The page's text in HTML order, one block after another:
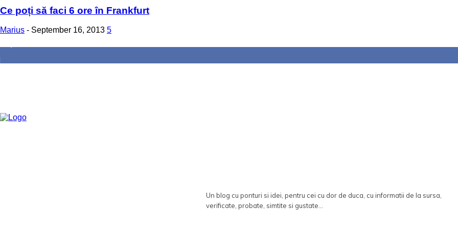
Ce poți să faci 6 ore în Frankfurt
Marius - September 16, 2013 5
Un blog cu ponturi si idei, pentru cei cu dor de duca, cu informatii de la sursa,
verificate, probate, simtite si gustate...